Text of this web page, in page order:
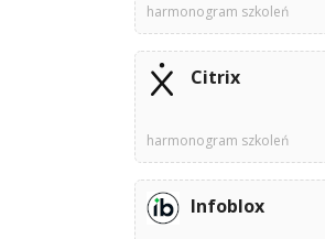
harmonogram szkoleń
Citrix
harmonogram szkoleń
Infoblox